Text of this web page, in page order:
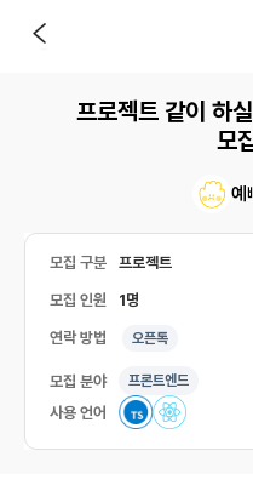
프로젝트 같이 하
모
예
모집 구분 프로젝트
모집 인원 1명
연락 방법 오픈톡
모집 분야 프론트엔드
사용 언어